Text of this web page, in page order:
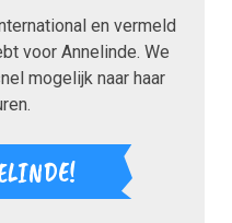
en vermeld
voor Annelinde. We
mogelijk naar haar